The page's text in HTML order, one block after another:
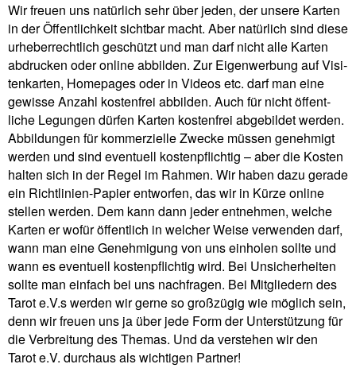
Wir freuen uns natür­lich sehr über jeden, der unsere Karten
in der Öffent­lich­keit sichtbar macht. Aber natür­lich sind diese
urhe­ber­recht­lich geschützt und man darf nicht alle Karten
abdrucken oder online abbilden. Zur Eigen­wer­bung auf Visi­
ten­karten, Home­pages oder in Videos etc. darf man eine
gewisse Anzahl kosten­frei abbilden. Auch für nicht öffent­
liche Legungen dürfen Karten kosten­frei abge­bildet werden.
Abbil­dungen für kom­mer­zi­elle Zwecke müssen geneh­migt
werden und sind even­tuell kosten­pflichtig – aber die Kosten
halten sich in der Regel im Rahmen. Wir haben dazu gerade
ein Richt­li­nien-Papier ent­worfen, das wir in Kürze online
stellen werden. Dem kann dann jeder ent­nehmen, welche
Karten er wofür öffent­lich in wel­cher Weise ver­wenden darf,
wann man eine Geneh­mi­gung von uns ein­holen sollte und
wann es even­tuell kosten­pflichtig wird. Bei Unsi­cher­heiten
sollte man ein­fach bei uns nach­fragen. Bei Mit­glie­dern des
Tarot e.V.s werden wir gerne so groß­zügig wie mög­lich sein,
denn wir freuen uns ja über jede Form der Unter­stüt­zung für
die Ver­brei­tung des Themas. Und da ver­stehen wir den
Tarot e.V. durchaus als wich­tigen Partner!